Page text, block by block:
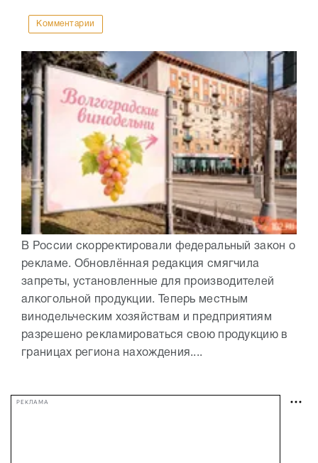
Комментарии
В России скорректировали федеральный закон о
рекламе. Обновлённая редакция смягчила
запреты, установленные для производителей
алкогольной продукции. Теперь местным
винодельческим хозяйствам и предприятиям
разрешено рекламироваться свою продукцию в
границах региона нахождения....
РЕКЛАМА